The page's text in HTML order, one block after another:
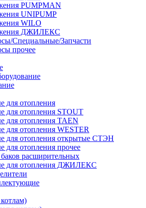
PUMPMAN
UNIPUMP
WILO
ДЖИЛЕКС
Специальные/Запчасти
прочее
для отопления
для отопления STOUT
для отопления TAEN
для отопления WESTER
для отопления открытые СТЭН
для отопления прочее
расширительных
для отопления ДЖИЛЕКС